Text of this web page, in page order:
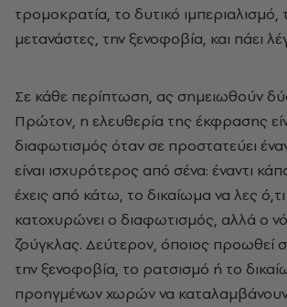
τρομοκρατία, το δυτικό ιμπεριαλισμό,
μετανάστες, την ξενοφοβία, και πάει
Σε κάθε περίπτωση, ας σημειωθούν
Πρώτον, η ελευθερία της έκφρασης
διαφωτισμός όταν σε προστατεύει
είναι ισχυρότερος από σένα: έναντι
έχεις από κάτω, το δικαίωμα να λες
κατοχυρώνει ο διαφωτισμός, αλλά ο
ζούγκλας. Δεύτερον, όποιος προωθεί
την ξενοφοβία, το ρατσισμό ή το
προηγμένων χωρών να